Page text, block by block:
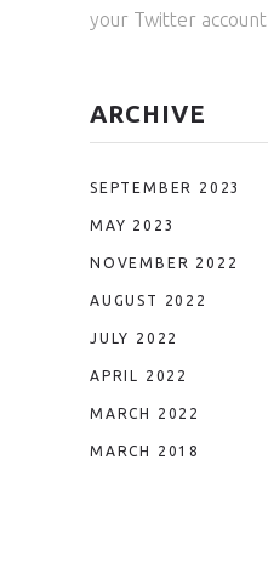
your Twitter account
ARCHIVE
SEPTEMBER 2023
MAY 2023
NOVEMBER 2022
AUGUST 2022
JULY 2022
APRIL 2022
MARCH 2022
MARCH 2018